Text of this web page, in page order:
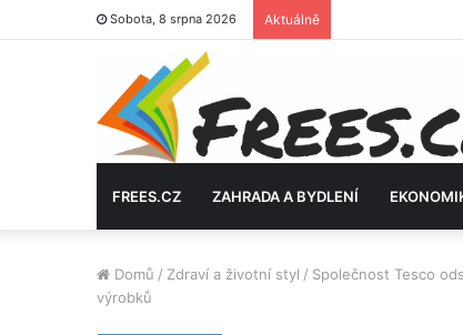
Sobota, 8 srpna 2026 Aktuálně
FREES.CZ ZAHRADA A BYDLENÍ
Domů / Zdraví a životní styl / Společnost Tesco
výrobků